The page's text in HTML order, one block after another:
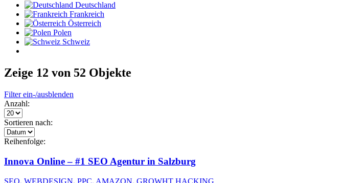
Deutschland
Frankreich
Österreich
Polen
Schweiz
Zeige 12 von 52 Objekte
Filter ein-/ausblenden
Anzahl:
Sortieren nach:
Reihenfolge:
Innova Online – #1 SEO Agentur in Salzburg
SEO, WEBDESIGN, PPC, AMAZON, GROWHT HACKING